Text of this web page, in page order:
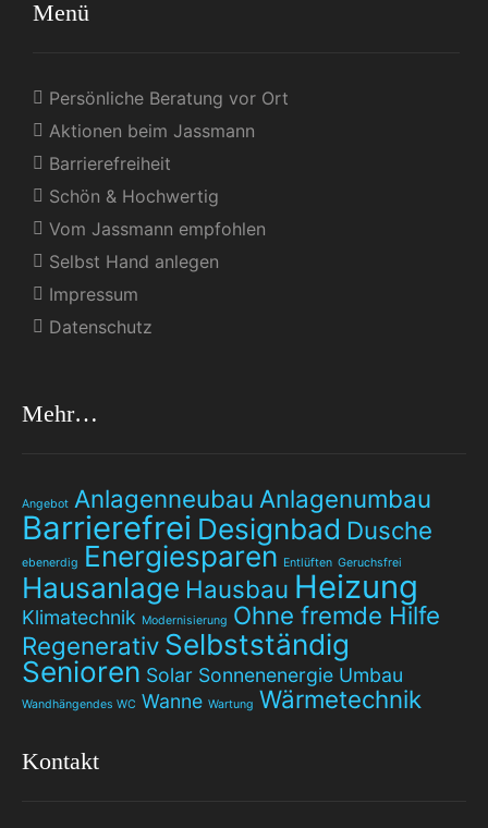
Menü
Persönliche Beratung vor Ort
Aktionen beim Jassmann
Barrierefreiheit
Schön & Hochwertig
Vom Jassmann empfohlen
Selbst Hand anlegen
Impressum
Datenschutz
Mehr…
Angebot Anlagenneubau Anlagenumbau
Barrierefrei Designbad Dusche
ebenerdig Energiesparen Entlüften Geruchsfrei
Hausanlage Hausbau Heizung
Klimatechnik Modernisierung Ohne fremde Hilfe
Regenerativ Selbstständig
Senioren Solar Sonnenenergie Umbau
Wandhängendes WC Wanne Wartung Wärmetechnik
Kontakt